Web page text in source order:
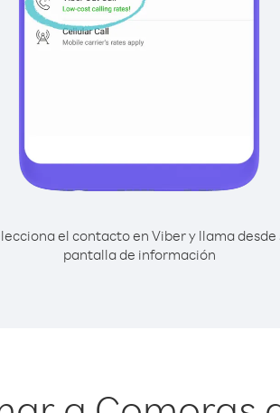
el contacto en Viber y llama desde
pantalla de información